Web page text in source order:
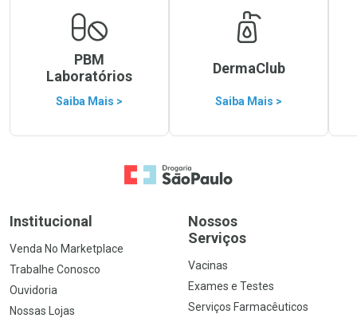
PBM
Laboratórios
Saiba Mais >
DermaClub
Saiba Mais >
Ir para a Home
Institucional
Venda No Marketplace
Trabalhe Conosco
Ouvidoria
Nossas Lojas
Nossos
Serviços
Vacinas
Exames e Testes
Serviços Farmacêuticos